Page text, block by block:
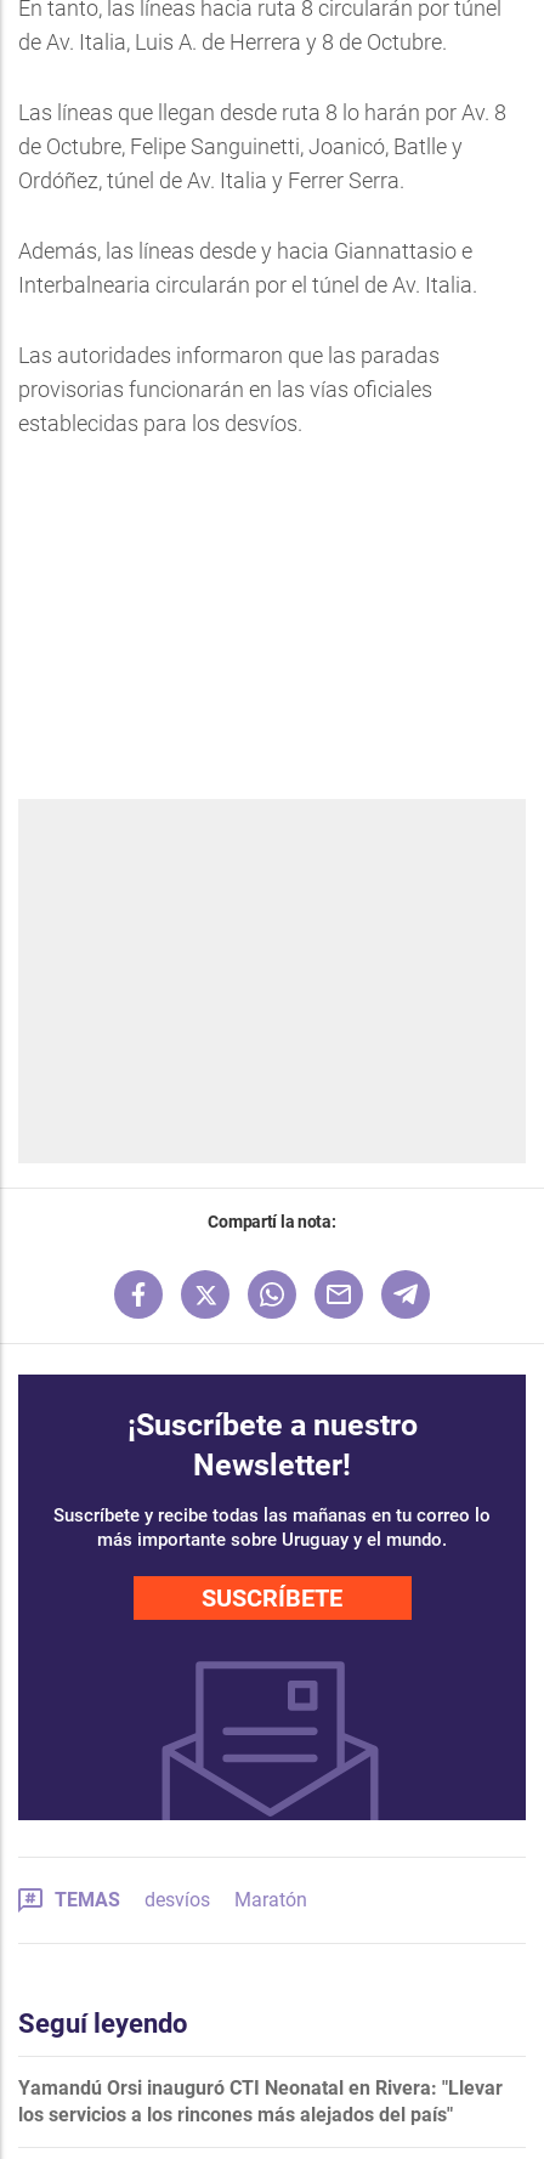
En tanto, las líneas hacia ruta 8 circularán por túnel
de Av. Italia, Luis A. de Herrera y 8 de Octubre.
Las líneas que llegan desde ruta 8 lo harán por Av. 8
de Octubre, Felipe Sanguinetti, Joanicó, Batlle y
Ordóñez, túnel de Av. Italia y Ferrer Serra.
Además, las líneas desde y hacia Giannattasio e
Interbalnearia circularán por el túnel de Av. Italia.
Las autoridades informaron que las paradas
provisorias funcionarán en las vías oficiales
establecidas para los desvíos.
Compartí la nota:
¡Suscríbete a nuestro
Newsletter!
Suscríbete y recibe todas las mañanas en tu correo lo
más importante sobre Uruguay y el mundo.
SUSCRÍBETE
TEMAS desvíos Maratón
Seguí leyendo
Yamandú Orsi inauguró CTI Neonatal en Rivera: "Llevar
los servicios a los rincones más alejados del país"